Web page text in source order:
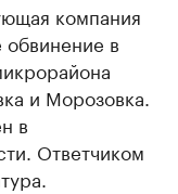
компания
обвинение в
и Морозовка.
в
Ответчиком